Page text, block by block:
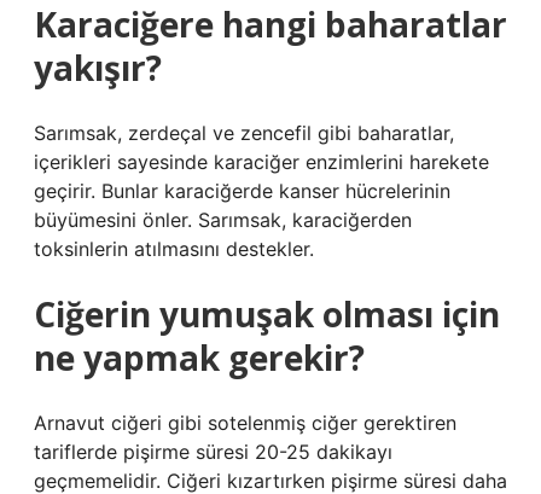
Karaciğere hangi baharatlar
yakışır?
Sarımsak, zerdeçal ve zencefil gibi baharatlar,
içerikleri sayesinde karaciğer enzimlerini harekete
geçirir. Bunlar karaciğerde kanser hücrelerinin
büyümesini önler. Sarımsak, karaciğerden
toksinlerin atılmasını destekler.
Ciğerin yumuşak olması için
ne yapmak gerekir?
Arnavut ciğeri gibi sotelenmiş ciğer gerektiren
tariflerde pişirme süresi 20-25 dakikayı
geçmemelidir. Ciğeri kızartırken pişirme süresi daha